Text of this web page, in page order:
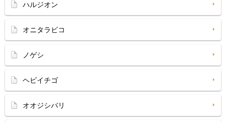
ハルジオン
オニタラビコ
ノゲシ
ヘビイチゴ
オオジシバリ